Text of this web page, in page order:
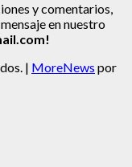
y comentarios,
en nuestro
| MoreNews por